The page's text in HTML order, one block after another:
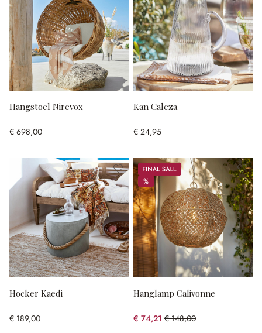
Hangstoel Nirevox
€ 698,00
Kan Caleza
€ 24,95
Hocker Kaedi
€ 189,00
Sale
%
%
Hanglamp Calivonne
€ 74,21 € 148,00
(49.86% gespart)